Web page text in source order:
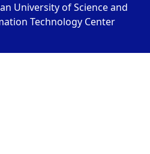
University of Science and
Technology Center